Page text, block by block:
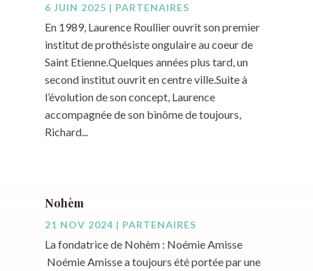
6 JUIN 2025 | PARTENAIRES
En 1989, Laurence Roullier ouvrit son premier
institut de prothésiste ongulaire au coeur de
Saint Etienne.Quelques années plus tard, un
second institut ouvrit en centre ville.Suite à
l’évolution de son concept, Laurence
accompagnée de son binôme de toujours,
Richard...
Nohèm
21 NOV 2024 | PARTENAIRES
La fondatrice de Nohèm : Noémie Amisse
Noémie Amisse a toujours été portée par une